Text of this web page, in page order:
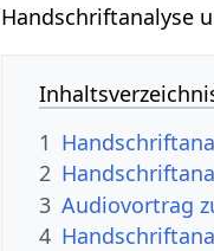
Handschriftanalyse
1
2
3 Audiovortrag
4